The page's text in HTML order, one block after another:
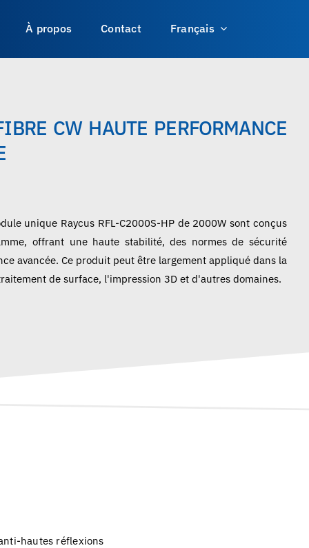
À propos Contact Français
CW HAUTE PERFORMANCE
unique Raycus RFL-C2000S-HP de 2000W sont conçus
offrant une haute stabilité, des normes de sécurité
avancée. Ce produit peut être largement appliqué dans la
de surface, l'impression 3D et d'autres domaines.
hautes réflexions